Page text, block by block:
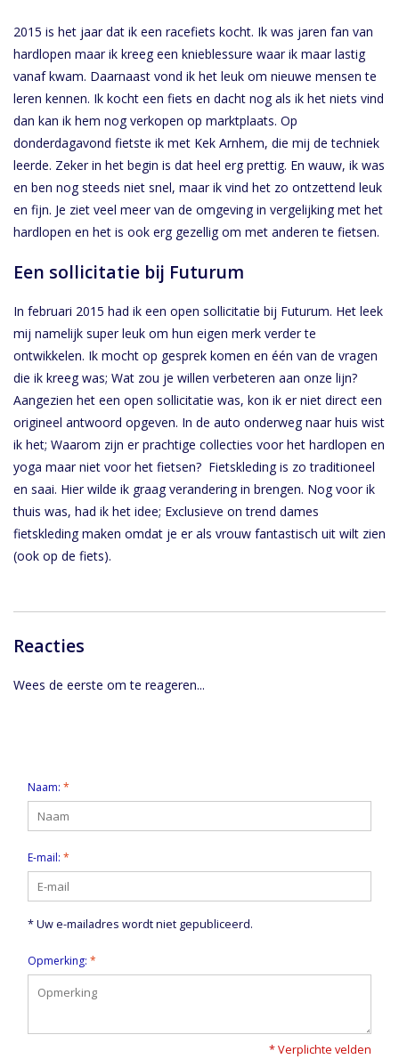
2015 is het jaar dat ik een racefiets kocht. Ik was jaren fan van
hardlopen maar ik kreeg een knieblessure waar ik maar lastig
vanaf kwam. Daarnaast vond ik het leuk om nieuwe mensen te
leren kennen. Ik kocht een fiets en dacht nog als ik het niets vind
dan kan ik hem nog verkopen op marktplaats. Op
donderdagavond fietste ik met Kek Arnhem, die mij de techniek
leerde. Zeker in het begin is dat heel erg prettig. En wauw, ik was
en ben nog steeds niet snel, maar ik vind het zo ontzettend leuk
en fijn. Je ziet veel meer van de omgeving in vergelijking met het
hardlopen en het is ook erg gezellig om met anderen te fietsen.
Een sollicitatie bij Futurum
In februari 2015 had ik een open sollicitatie bij Futurum. Het leek
mij namelijk super leuk om hun eigen merk verder te
ontwikkelen. Ik mocht op gesprek komen en één van de vragen
die ik kreeg was; Wat zou je willen verbeteren aan onze lijn?
Aangezien het een open sollicitatie was, kon ik er niet direct een
origineel antwoord opgeven. In de auto onderweg naar huis wist
ik het; Waarom zijn er prachtige collecties voor het hardlopen en
yoga maar niet voor het fietsen? Fietskleding is zo traditioneel
en saai. Hier wilde ik graag verandering in brengen. Nog voor ik
thuis was, had ik het idee; Exclusieve on trend dames
fietskleding maken omdat je er als vrouw fantastisch uit wilt zien
(ook op de fiets).
Reacties
Wees de eerste om te reageren...
Naam: *
E-mail: *
* Uw e-mailadres wordt niet gepubliceerd.
Opmerking: *
* Verplichte velden